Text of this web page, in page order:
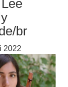
br
2022